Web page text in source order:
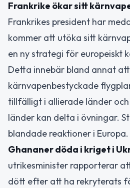
Frankrike ökar sitt
Frankrikes president har
kommer att utöka sitt
en ny strategi för europeiskt
Detta innebär bland annat att
kärnvapenbestyckade
tillfälligt i allierade länder
länder kan delta i övningar.
blandade reaktioner i Europa.
Ghananer döda i kriget i
utrikesminister rapporterar
dött efter att ha rekryterats